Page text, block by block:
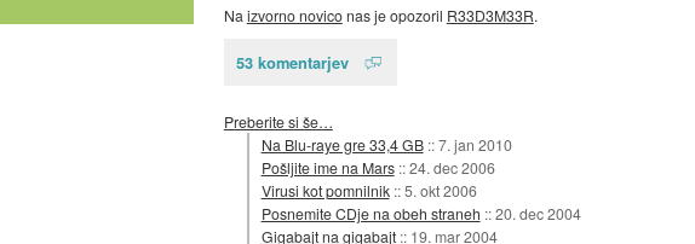
Na izvorno noviconas je opozoril R33D3M33R.
53 komentarjev
Preberite si še…
Na Blu-raye gre 33,4 GB ::7. jan 2010
Pošljite ime na Mars ::24. dec 2006
Virusi kot pomnilnik ::5. okt 2006
Posnemite CDje na obeh straneh ::20. dec 2004
Gigabajt na gigabajt :: 19. mar 2004